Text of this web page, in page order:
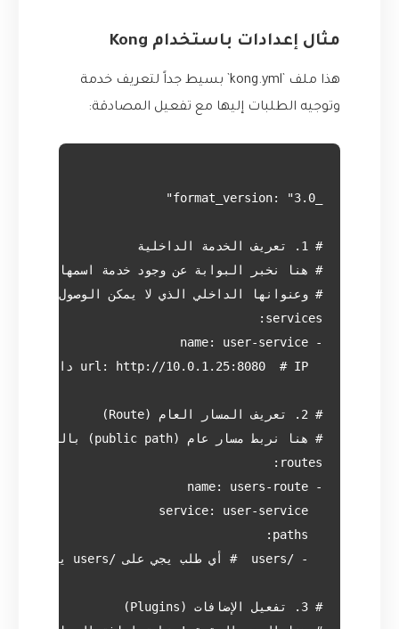
مثال إعدادات باستخدام Kong
هذا ملف `kong.yml` بسيط جداً لتعريف خدمة
وتوجيه الطلبات إليها مع تفعيل المصادقة: